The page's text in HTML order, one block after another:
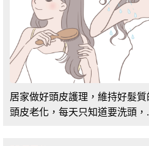
居家做好頭皮護理，維持好髮
頭皮老化，每天只知道要洗頭，